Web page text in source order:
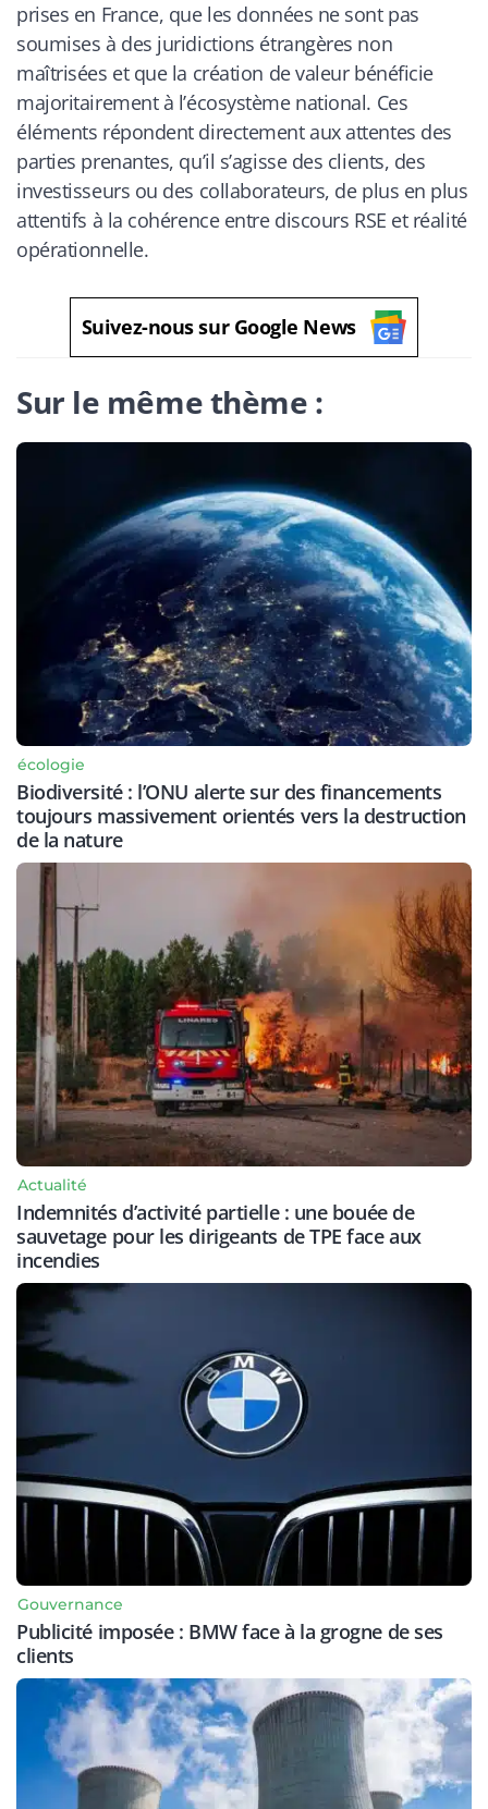
prises en France, que les données ne sont pas
soumises à des juridictions étrangères non
maîtrisées et que la création de valeur bénéficie
majoritairement à l’écosystème national. Ces
éléments répondent directement aux attentes des
parties prenantes, qu’il s’agisse des clients, des
investisseurs ou des collaborateurs, de plus en plus
attentifs à la cohérence entre discours RSE et réalité
opérationnelle.
Suivez-nous sur Google News
Sur le même thème :
écologie
Biodiversité : l’ONU alerte sur des financements
toujours massivement orientés vers la destruction
de la nature
Actualité
Indemnités d’activité partielle : une bouée de
sauvetage pour les dirigeants de TPE face aux
incendies
Gouvernance
Publicité imposée : BMW face à la grogne de ses
clients